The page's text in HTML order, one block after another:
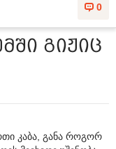
0
გიჟიც
კაბა, განა როგორ